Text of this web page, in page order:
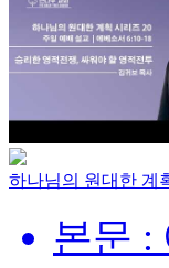
하나님의 원대한 계
본문 :